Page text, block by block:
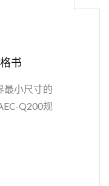
书
最小尺寸的
Q200规